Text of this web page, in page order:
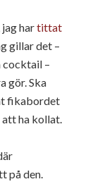
hartittat
gillar det –
cocktail –
gör. Ska
fikabordet
ha kollat.
på den.